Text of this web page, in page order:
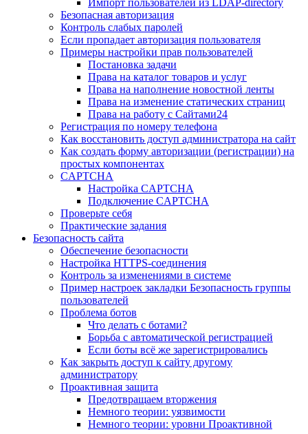
Импорт пользователей из LDAP-directory
Безопасная авторизация
Контроль слабых паролей
Если пропадает авторизация пользователя
Примеры настройки прав пользователей
Постановка задачи
Права на каталог товаров и услуг
Права на наполнение новостной ленты
Права на изменение статических страниц
Права на работу с Сайтами24
Регистрация по номеру телефона
Как восстановить доступ администратора на сайт
Как создать форму авторизации (регистрации) на
простых компонентах
CAPTCHA
Настройка CAPTCHA
Подключение CAPTCHA
Проверьте себя
Практические задания
Безопасность сайта
Обеспечение безопасности
Настройка HTTPS-соединения
Контроль за изменениями в системе
Пример настроек закладки Безопасность группы
пользователей
Проблема ботов
Что делать с ботами?
Борьба с автоматической регистрацией
Если боты всё же зарегистрировались
Как закрыть доступ к сайту другому
администратору
Проактивная защита
Предотвращаем вторжения
Немного теории: уязвимости
Немного теории: уровни Проактивной